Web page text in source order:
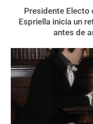
Presidente Electo
Espriella inicia un
antes de